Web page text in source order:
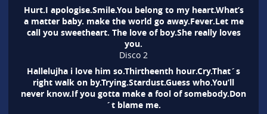
Hurt.I apologise.Smile.You belong to my heart.What’s
a matter baby. make the world go away.Fever.Let me
call you sweetheart. The love of boy.She really loves
you.
Disco 2
Hallelujha i love him so.Thirtheenth hour.Cry.That´s
right walk on by.Trying.Stardust.Guess who.You’ll
never know.If you gotta make a fool of somebody.Don
´t blame me.